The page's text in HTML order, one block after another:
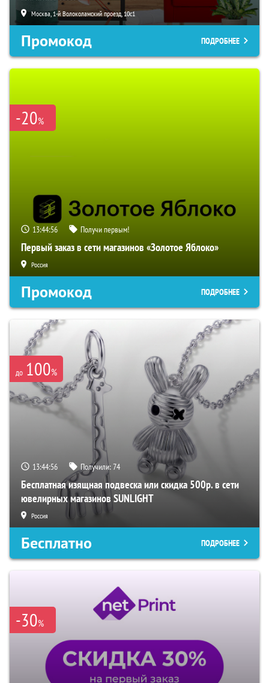
Москва, 1-й Волоколамский проезд, 10с1
Промокод ПОДРОБНЕЕ
-20%
13:44:55 Получи первым!
Первый заказ в сети магазинов «Золотое Яблоко»
Россия
Промокод ПОДРОБНЕЕ
до 100%
13:44:55 Получили:74
Бесплатная изящная подвеска или скидка 500р. в сети
ювелирных магазинов SUNLIGHT
Россия
Бесплатно ПОДРОБНЕЕ
-30%